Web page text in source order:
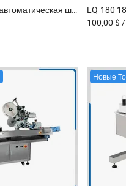
LQ-460C Полуавтоматическая швейная машина для сшивания альбомов
100,00 $
Новые